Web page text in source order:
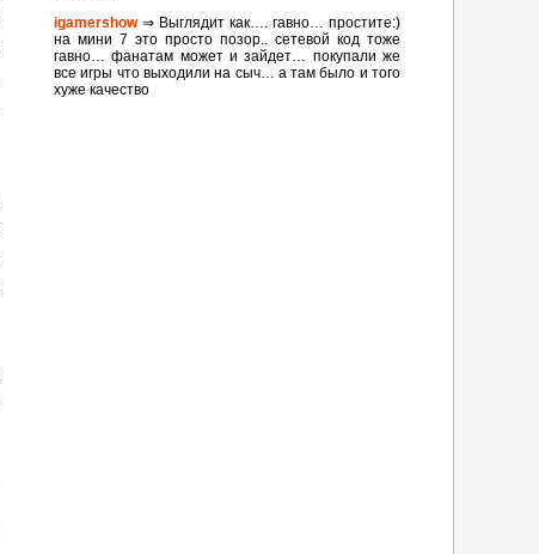
igamershow⇒ Выглядит как…. гавно… простите:)
на мини 7 это просто позор.. сетевой код тоже
гавно… фанатам может и зайдет… покупали же
все игры что выходили на сыч… а там было и того
хуже качество